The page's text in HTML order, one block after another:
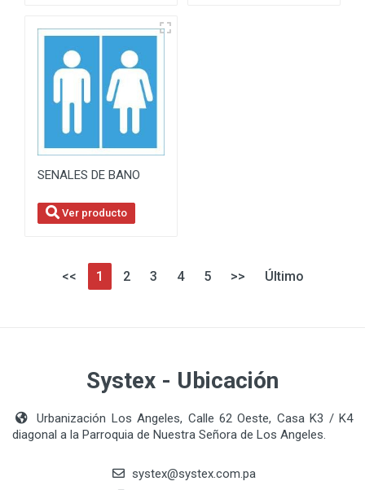
SENALES DE BANO
Ver producto
<< 1 2 3 4 5 >> Último
Systex - Ubicación
Urbanización Los Angeles, Calle 62 Oeste, Casa K3 / K4
diagonal a la Parroquia de Nuestra Señora de Los Angeles.
systex@systex.com.pa